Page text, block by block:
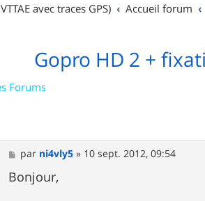
avec traces GPS)
Accueil forum
Gopro HD 2 +
Forums
M
e
s
s
par ni4vly5 » 10 sept. 2012, 09:54
Bonjour,